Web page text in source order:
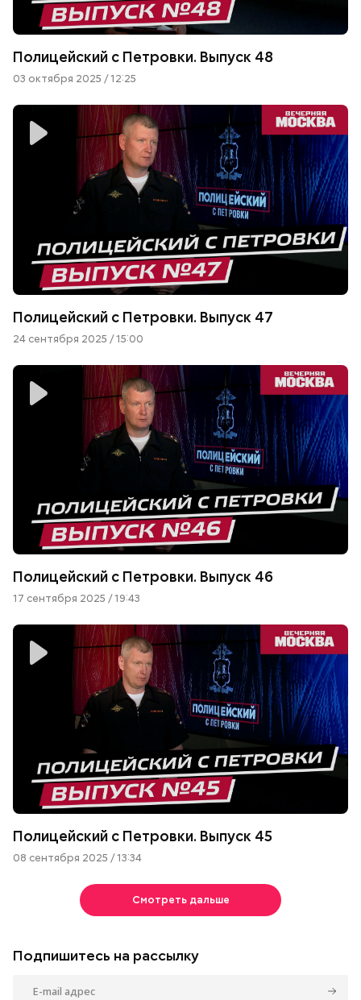
Полицейский с Петровки. Выпуск 48
03 октября 2025 / 12:25
Полицейский с Петровки. Выпуск 47
24 сентября 2025 / 15:00
Полицейский с Петровки. Выпуск 46
17 сентября 2025 / 19:43
Полицейский с Петровки. Выпуск 45
08 сентября 2025 / 13:34
Смотреть дальше
Подпишитесь на рассылку